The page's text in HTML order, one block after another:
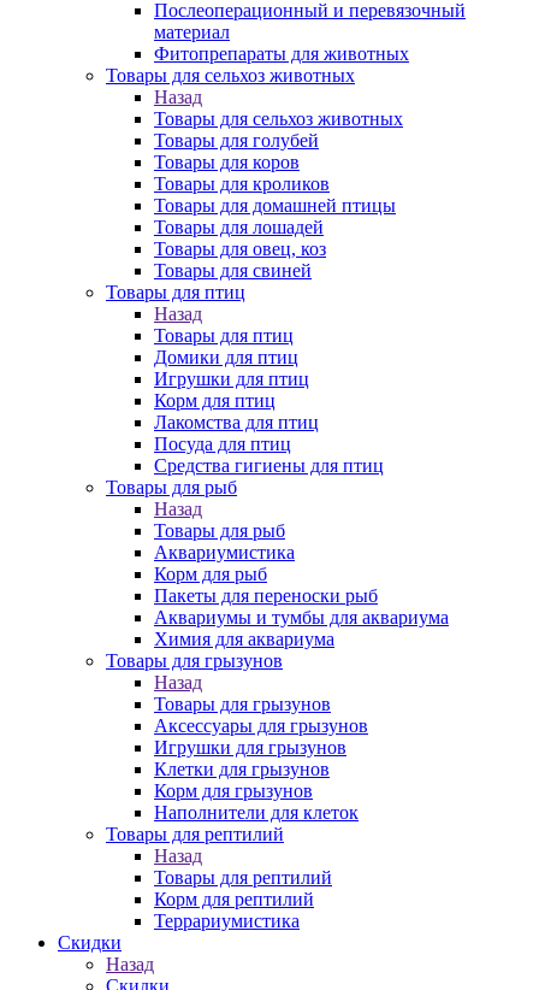
Послеоперационный и перевязочный
материал
Фитопрепараты для животных
Товары для сельхоз животных
Назад
Товары для сельхоз животных
Товары для голубей
Товары для коров
Товары для кроликов
Товары для домашней птицы
Товары для лошадей
Товары для овец, коз
Товары для свиней
Товары для птиц
Назад
Товары для птиц
Домики для птиц
Игрушки для птиц
Корм для птиц
Лакомства для птиц
Посуда для птиц
Средства гигиены для птиц
Товары для рыб
Назад
Товары для рыб
Аквариумистика
Корм для рыб
Пакеты для переноски рыб
Аквариумы и тумбы для аквариума
Химия для аквариума
Товары для грызунов
Назад
Товары для грызунов
Аксессуары для грызунов
Игрушки для грызунов
Клетки для грызунов
Корм для грызунов
Наполнители для клеток
Товары для рептилий
Назад
Товары для рептилий
Корм для рептилий
Террариумистика
Скидки
Назад
Скидки